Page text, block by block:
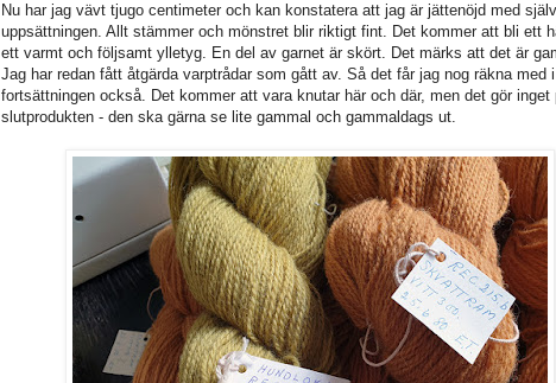
Nu har jag vävt tjugo centimeter och kan konstatera att jag är jättenöjd med
uppsättningen. Allt stämmer och mönstret blir riktigt fint. Det kommer att bli ett
ett varmt och följsamt ylletyg. En del av garnet är skört. Det märks att det är
Jag har redan fått åtgärda varptrådar som gått av. Så det får jag nog räkna med i
fortsättningen också. Det kommer att vara knutar här och där, men det gör inget
slutprodukten - den ska gärna se lite gammal och gammaldags ut.